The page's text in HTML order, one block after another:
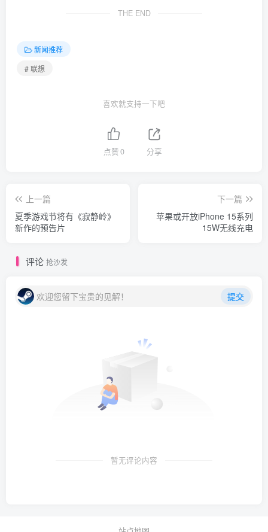
THE END
新闻推荐
# 联想
喜欢就支持一下吧
点赞0 分享
上一篇
夏季游戏节将有《寂静岭》
新作的预告片
下一篇
苹果或开放iPhone 15系列
15W无线充电
评论 抢沙发
欢迎您留下宝贵的见解！ 提交
暂无评论内容